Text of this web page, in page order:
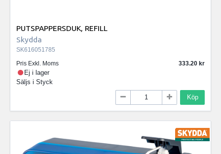
PUTSPAPPERSDUK, REFILL
Skydda
SK616051785
Pris Exkl. Moms
333.20
Ej i lager
Säljs i Styck
Köp